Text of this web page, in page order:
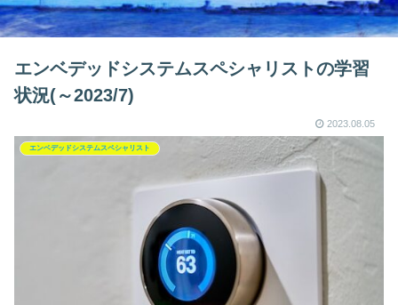
エンベデッドシステムスペシャリストの学習
状況(～2023/7)
2023.08.05
エンベデッドシステムスペシャリスト